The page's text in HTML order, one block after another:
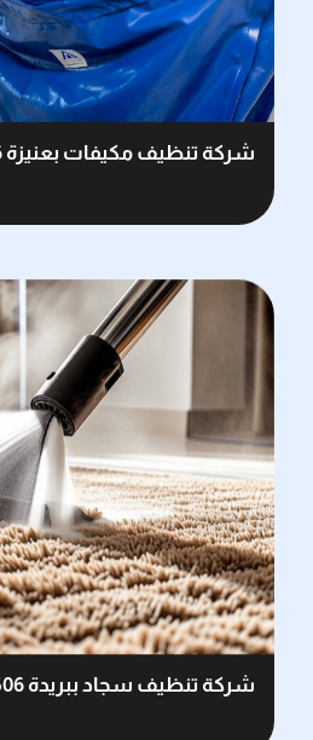
شركة تنظيف مكيفات بعنيزة 0503162506
شركة تنظيف سجاد ببريدة 0503162506